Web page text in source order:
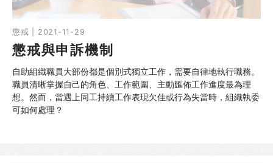
SHO專題
關於我們
媒體報導
懲戒 | 2021-11-29
懲戒與申訴機制
自助組織職員大部份都是個別式獨立工作，需要自律地執行職務。
職員清晰掌握自己的角色、工作範圍、主動匯佈工作進度最為理
想。然而，當遇上同工持續工作表現欠佳或行為失當時，組織執委
可如何處理？